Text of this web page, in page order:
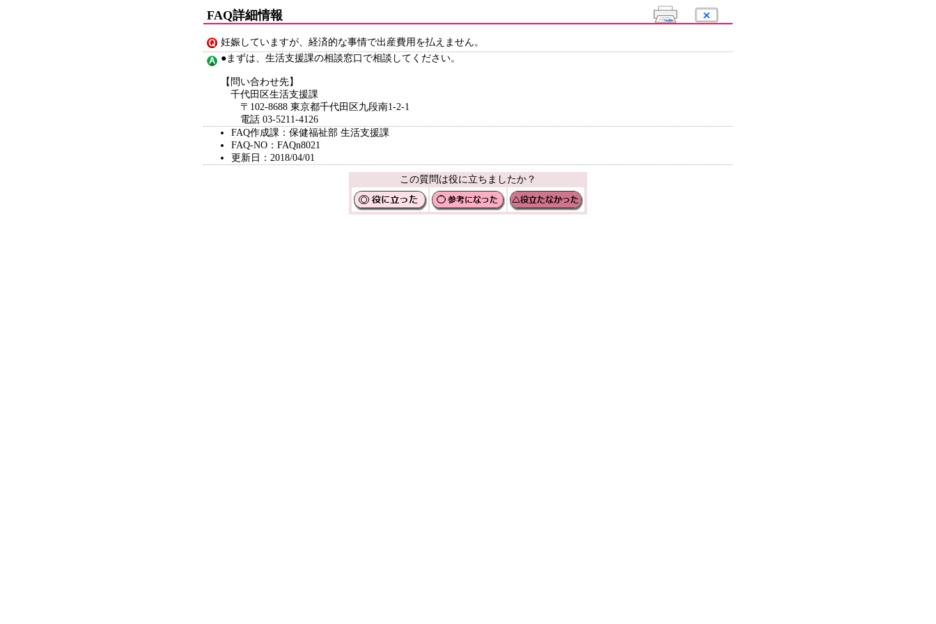
FAQ詳細情報
妊娠していますが、経済的な事情で出産費用を払えません。
●まずは、生活支援課の相談窓口で相談してください。
【問い合わせ先】
千代田区生活支援課
〒102-8688 東京都千代田区九段南1-2-1
電話 03-5211-4126
FAQ作成課：保健福祉部 生活支援課
FAQ-NO：FAQn8021
更新日：2018/04/01
この質問は役に立ちましたか？